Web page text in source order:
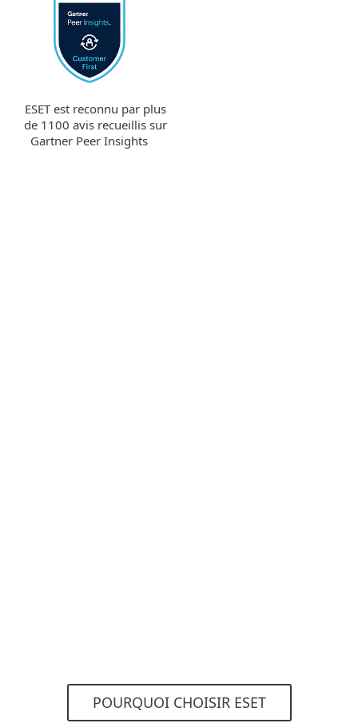
ESET est reconnu par plus
de 1100 avis recueillis sur
Gartner Peer Insights
POURQUOI CHOISIR ESET